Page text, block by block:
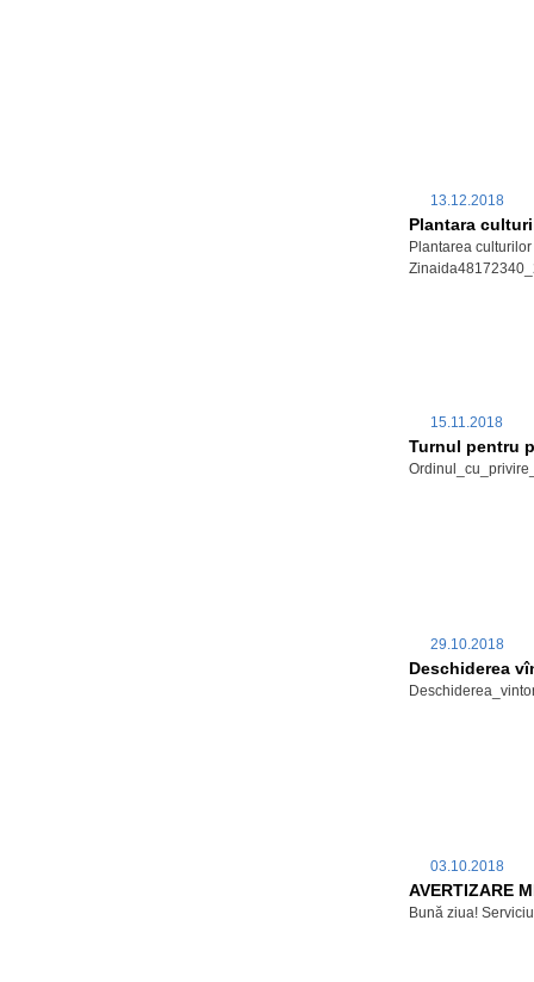
13.12.2018
Plantara
Plantarea
15.11.2018
Turnul pentru
29.10.2018
Deschiderea
03.10.2018
AVERTIZARE
Bună ziua!